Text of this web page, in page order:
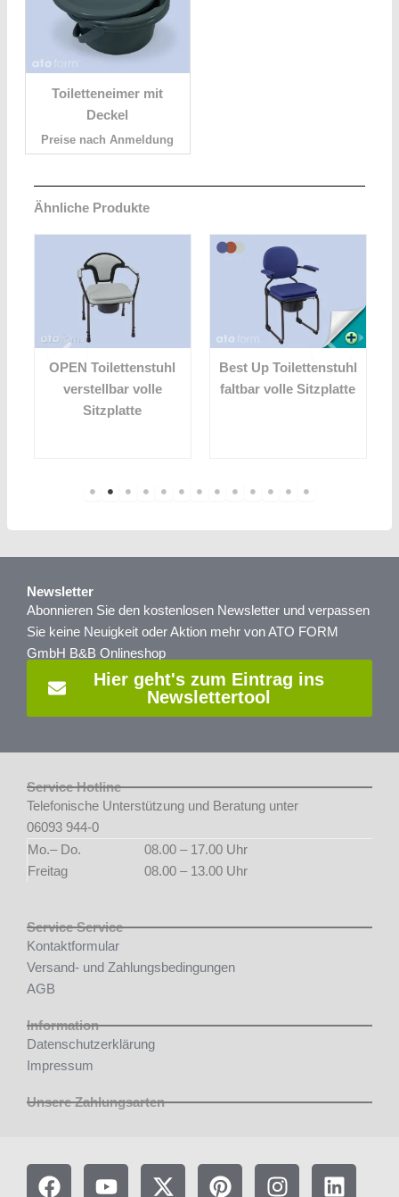
Toiletteneimer mit
Deckel
Preise nach Anmeldung
Ähnliche Produkte
OPEN Toilettenstuhl
verstellbar volle
Sitzplatte
Best Up Toilettenstuhl
faltbar volle Sitzplatte
Newsletter
Abonnieren Sie den kostenlosen Newsletter und verpassen
Sie keine Neuigkeit oder Aktion mehr von ATO FORM
GmbH B&B Onlineshop
Hier geht's zum Eintrag ins
Newslettertool
Service Hotline
Telefonische Unterstützung und Beratung unter
06093 944-0
Mo.– Do.
08.00 – 17.00 Uhr
Freitag
08.00 – 13.00 Uhr
Service Service
Kontaktformular
Versand- und Zahlungsbedingungen
AGB
Information
Datenschutzerklärung
Impressum
Unsere Zahlungsarten
F
Y
X
P
I
L